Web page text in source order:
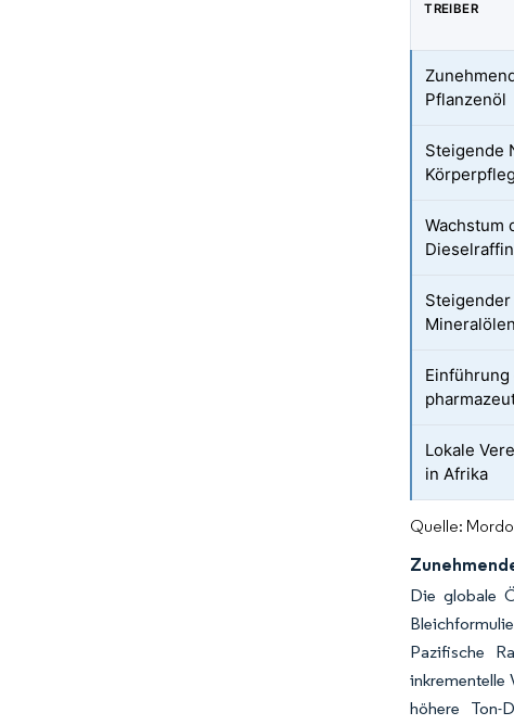
TREIBER
Pflanzenöl
Steigende
Wachstum
Lokale
in Afrika
Quelle:
Die globale
Pazifische
inkrementelle
höhere Ton-